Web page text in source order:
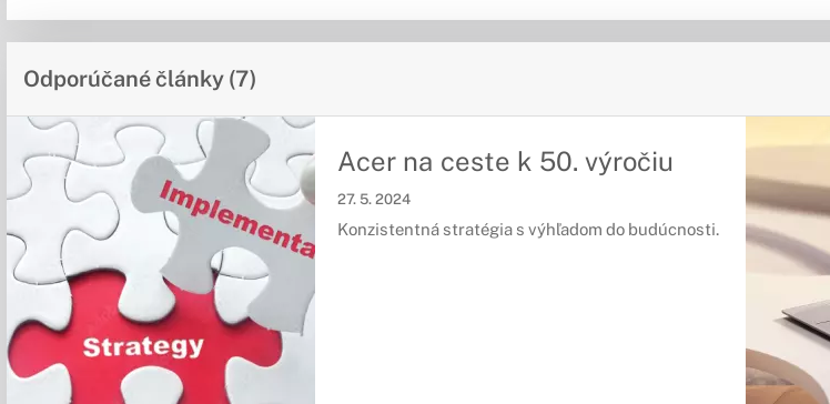
Odporúčané články (7)
Acer na ceste k 50. výročiu
27. 5. 2024
Konzistentná stratégia s výhľadom do budúcnosti.